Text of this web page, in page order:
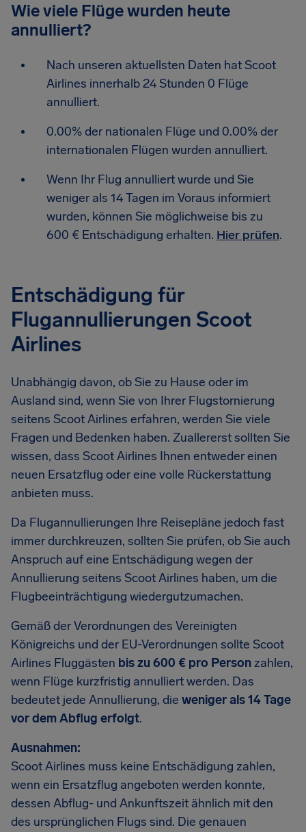
Wie viele Flüge wurden heute
annulliert?
Nach unseren aktuellsten Daten hat Scoot
Airlines innerhalb 24 Stunden 0 Flüge
annulliert.
0.00% der nationalen Flüge und 0.00% der
internationalen Flügen wurden annulliert.
Wenn Ihr Flug annulliert wurde und Sie
weniger als 14 Tagen im Voraus informiert
wurden, können Sie möglichweise bis zu
600 € Entschädigung erhalten. Hier prüfen.
Entschädigung für
Flugannullierungen Scoot
Airlines
Unabhängig davon, ob Sie zu Hause oder im
Ausland sind, wenn Sie von Ihrer Flugstornierung
seitens Scoot Airlines erfahren, werden Sie viele
Fragen und Bedenken haben. Zuallererst sollten Sie
wissen, dass Scoot Airlines Ihnen entweder einen
neuen Ersatzflug oder eine volle Rückerstattung
anbieten muss.
Da Flugannullierungen Ihre Reisepläne jedoch fast
immer durchkreuzen, sollten Sie prüfen, ob Sie auch
Anspruch auf eine Entschädigung wegen der
Annullierung seitens Scoot Airlines haben, um die
Flugbeeinträchtigung wiedergutzumachen.
Gemäß der Verordnungen des Vereinigten
Königreichs und der EU-Verordnungen sollte Scoot
Airlines Fluggästen bis zu 600 € pro Personzahlen,
wenn Flüge kurzfristig annulliert werden. Das
bedeutet jede Annullierung, die weniger als 14 Tage
vor dem Abflug erfolgt.
Ausnahmen:
Scoot Airlines muss keine Entschädigung zahlen,
wenn ein Ersatzflug angeboten werden konnte,
dessen Abflug- und Ankunftszeit ähnlich mit den
des ursprünglichen Flugs sind. Die genauen